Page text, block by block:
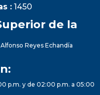
: 1450
de la
Reyes Echandía
p.m. y de 02:00 p.m. a 05:00